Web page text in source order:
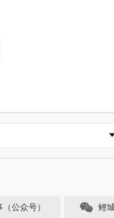
公众号） 鲤